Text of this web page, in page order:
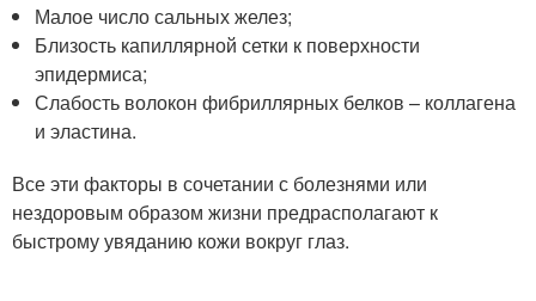
Малое число сальных желез;
Близость капиллярной сетки к поверхности
эпидермиса;
Слабость волокон фибриллярных белков – коллагена
и эластина.
Все эти факторы в сочетании с болезнями или
нездоровым образом жизни предрасполагают к
быстрому увяданию кожи вокруг глаз.